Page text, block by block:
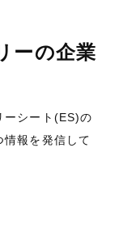
ーの企業
ーシート(ES)の
報を発信して
ン体験から企